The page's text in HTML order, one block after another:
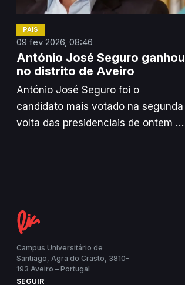
PAÍS
09 fev 2026, 08:46
António José Seguro ganhou
no distrito de Aveiro
António José Seguro foi o
candidato mais votado na segunda
volta das presidenciais de ontem no
Campus Universitário de
Santiago, Agra do Crasto, 3810-
193 Aveiro – Portugal
SEGUIR